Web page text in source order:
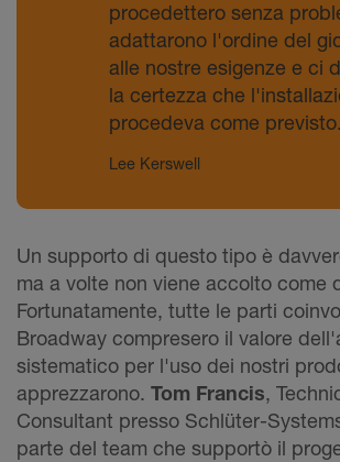
procedettero senza
adattarono l'ordine del
alle nostre esigenze e ci
la certezza che
procedeva come previsto.
Lee Kerswell
Un supporto di questo tipo è
ma a volte non viene accolto come
Fortunatamente, tutte le parti
Broadway compresero il valore
sistematico per l'uso dei nostri
apprezzarono. Tom Francis,
Consultant presso Schlüter-
parte del team che supportò il